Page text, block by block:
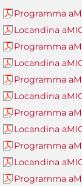
Programma
Locandina
Programma
Locandina
Programma
Locandina
Programma
Locandina
Programma
Locandina
Programma